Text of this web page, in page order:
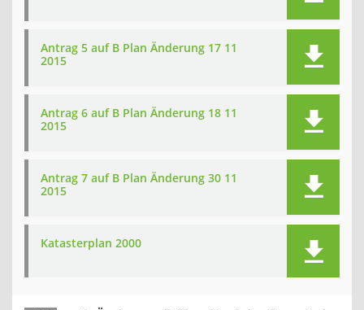
Antrag 5 auf B Plan Änderung 17 11
2015
Antrag 6 auf B Plan Änderung 18 11
2015
Antrag 7 auf B Plan Änderung 30 11
2015
Katasterplan 2000